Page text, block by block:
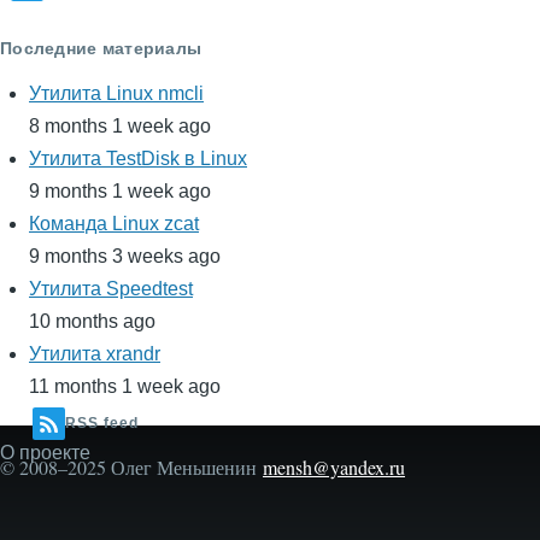
Последние материалы
Утилита Linux nmcli
8 months 1 week ago
Утилита TestDisk в Linux
9 months 1 week ago
Команда Linux zcat
9 months 3 weeks ago
Утилита Speedtest
10 months ago
Утилита xrandr
11 months 1 week ago
RSS feed
Secondary
menu
О проекте
© 2008–2025 Олег Меньшенин mensh@yandex.ru